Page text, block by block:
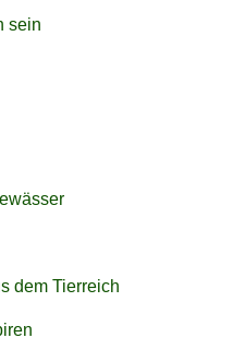
sein
dem Tierreich